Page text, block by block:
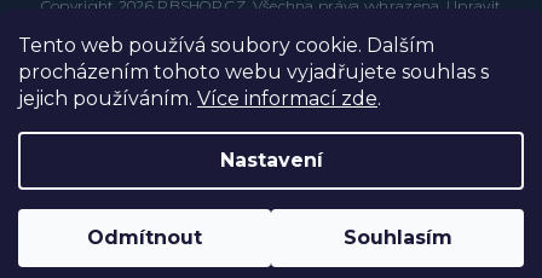
Tento web používá soubory cookie. Dalším
procházením tohoto webu vyjadřujete souhlas s
jejich používáním. Více informací zde.
Nastavení
Odmítnout Souhlasím
Vytvořil Shoptet
Copyright 2026 PBSHOP.CZ . Všechna práva vyhrazena. Upravit
Grafický návrh vytvořil a na Shoptet implementovalTomáš Hlad
techka s.r.o.